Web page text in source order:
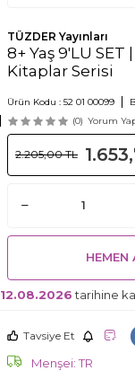
TÜZDER Yayınları
8+ Yaş 9'LU
Kitaplar Serisi
Ürün Kodu : 52 01 00099
(0) Yorum
2.205,00TL
HEMEN
12.08.2026tarihine
Tavsiye Et
Menşei: TR